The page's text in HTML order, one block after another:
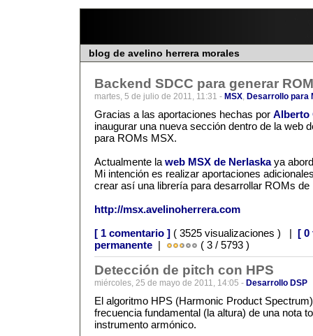
blog de avelino herrera morales
Backend SDCC para generar
martes, 5 de julio de 2011, 11:31 - MSX, Desarrollo para
Gracias a las aportaciones hechas por Alberto
inaugurar una nueva sección dentro de la web
para ROMs MSX.
Actualmente la web MSX de Nerlaskaya
Mi intención es realizar aportaciones
crear así una librería para desarrollar ROMs de
http://msx.avelinoherrera.com
[ 1 comentario ] ( 3525 visualizaciones ) | [ 0
permanente | ( 3 / 5793 )
Detección de pitch con HPS
miércoles, 25 de mayo de 2011, 14:05 - Desarrollo DSP
El algoritmo HPS (Harmonic Product
frecuencia fundamental (la altura) de una nota
instrumento armónico.